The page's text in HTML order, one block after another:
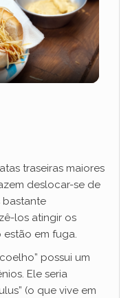
traseiras maiores
deslocar-se de
bastante
los atingir os
em fuga.
possui um
Ele seria
(o que vive em